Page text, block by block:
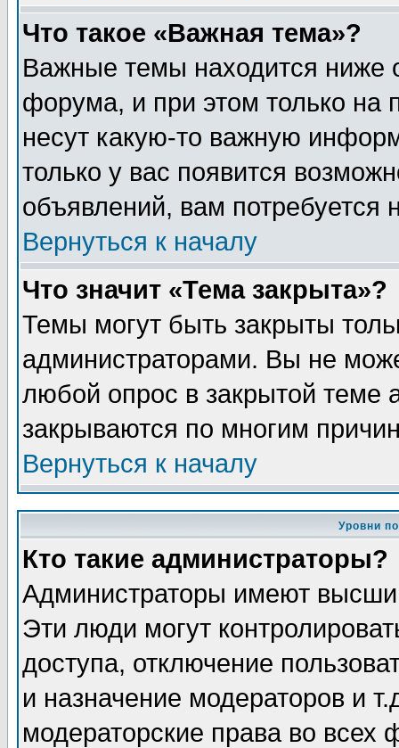
Что такое «Важная тема»?
Важные темы находится ниже
форума, и при этом только на
несут какую-то важную
только у вас появится
объявлений, вам потребуется
Вернуться к началу
Что значит «Тема закрыта»?
Темы могут быть закрыты
администраторами. Вы не
любой опрос в закрытой теме
закрываются по многим
Вернуться к началу
Уровни
Кто такие администраторы?
Администраторы имеют
Эти люди могут
доступа, отключение
и назначение модераторов и
модераторские права во всех